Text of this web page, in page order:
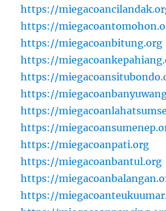
https://
https://
https://miegacoanbitung.org
https://
https://
https://
https://
https://
https://miegacoanpati.org
https://miegacoanbantul.org
https://
https://